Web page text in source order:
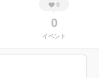
0
0
イベント